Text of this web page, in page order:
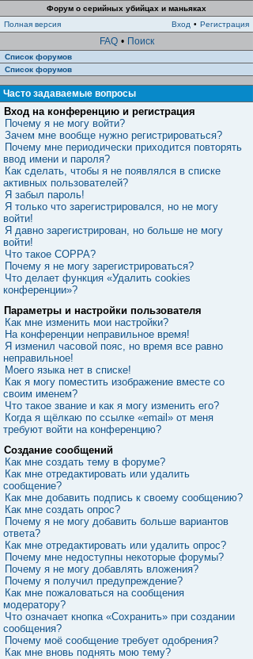
Форум о серийных убийцах и маньяках
Полная версия
Вход • Регистрация
FAQ • Поиск
Список форумов
Список форумов
Часто задаваемые вопросы
Вход на конференцию и регистрация
Почему я не могу войти?
Зачем мне вообще нужно регистрироваться?
Почему мне периодически приходится повторять
ввод имени и пароля?
Как сделать, чтобы я не появлялся в списке
активных пользователей?
Я забыл пароль!
Я только что зарегистрировался, но не могу
войти!
Я давно зарегистрирован, но больше не могу
войти!
Что такое COPPA?
Почему я не могу зарегистрироваться?
Что делает функция «Удалить cookies
конференции»?
Параметры и настройки пользователя
Как мне изменить мои настройки?
На конференции неправильное время!
Я изменил часовой пояс, но время все равно
неправильное!
Моего языка нет в списке!
Как я могу поместить изображение вместе со
своим именем?
Что такое звание и как я могу изменить его?
Когда я щёлкаю по ссылке «email» от меня
требуют войти на конференцию?
Создание сообщений
Как мне создать тему в форуме?
Как мне отредактировать или удалить
сообщение?
Как мне добавить подпись к своему сообщению?
Как мне создать опрос?
Почему я не могу добавить больше вариантов
ответа?
Как мне отредактировать или удалить опрос?
Почему мне недоступны некоторые форумы?
Почему я не могу добавлять вложения?
Почему я получил предупреждение?
Как мне пожаловаться на сообщения
модератору?
Что означает кнопка «Сохранить» при создании
сообщения?
Почему моё сообщение требует одобрения?
Как мне вновь поднять мою тему?